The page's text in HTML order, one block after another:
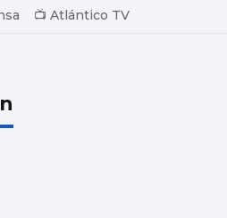
📺 Atlántico TV